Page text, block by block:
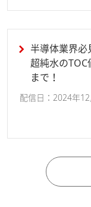
半導体業界必
超純水のTOC
まで！
配信日：2024年